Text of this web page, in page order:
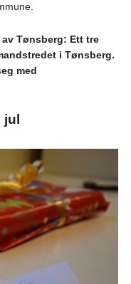
Tønsberg: Ett tre
i Tønsberg.
med